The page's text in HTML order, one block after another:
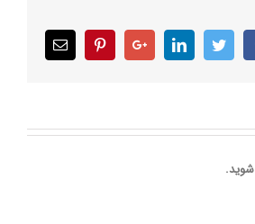
Facebook
Twitter
LinkedIn
Google+
Pinterest
Email
شوید.